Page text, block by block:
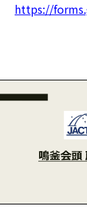
https://